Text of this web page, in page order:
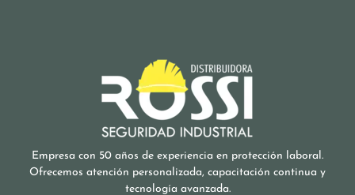
Empresa con 50 años de experiencia en protección laboral.
Ofrecemos atención personalizada, capacitación continua y
tecnología avanzada.